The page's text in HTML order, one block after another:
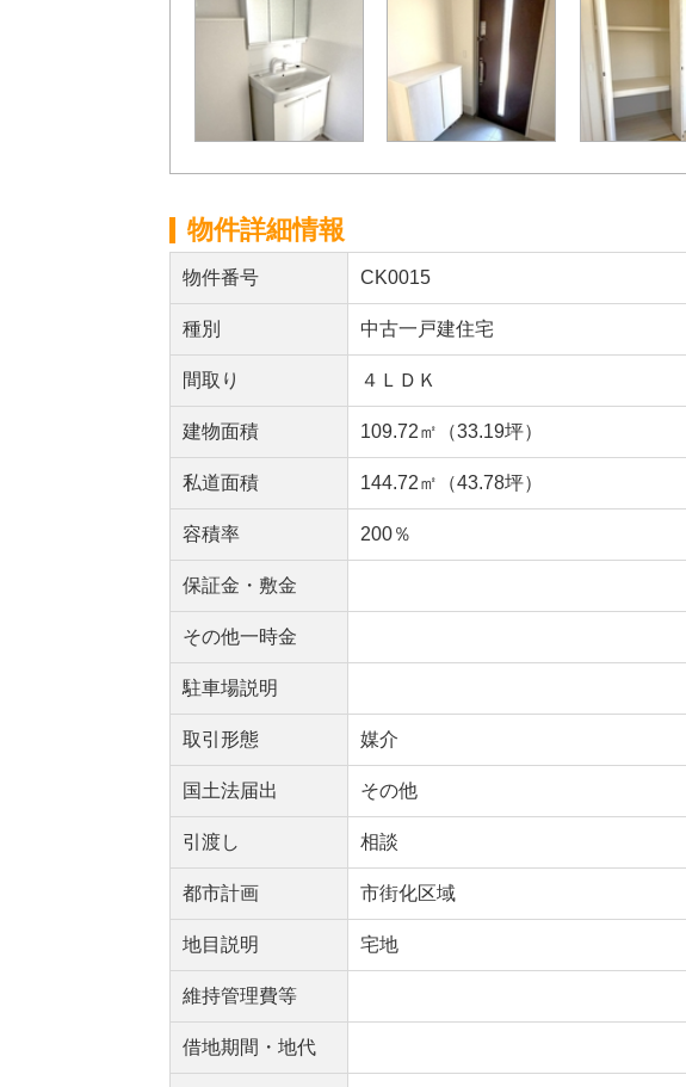
物件詳細情報
物件番号 CK0015
種別 中古一戸建住宅
間取り ４ＬＤＫ
建物面積 109.72㎡（33.19坪）
私道面積 144.72㎡（43.78坪）
容積率 200％
保証金・敷金
その他一時金
駐車場説明
取引形態 媒介
国土法届出 その他
引渡し 相談
都市計画 市街化区域
地目説明 宅地
維持管理費等
借地期間・地代